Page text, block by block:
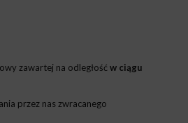
zawartej na odległośćw ciągu
przez nas zwracanego